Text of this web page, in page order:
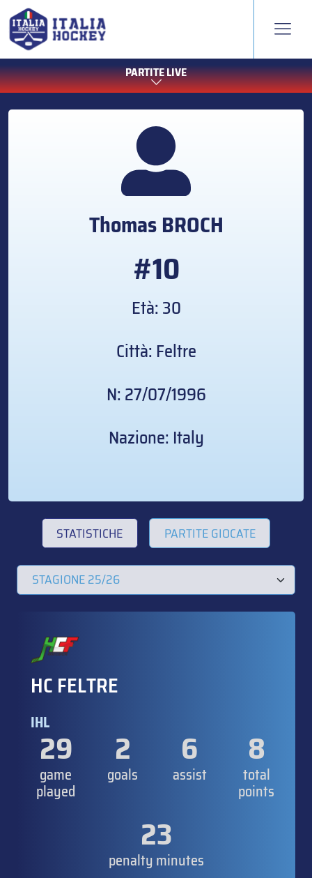
PARTITE LIVE
ThomasBROCH
#10
Età: 30
Città: Feltre
N: 27/07/1996
Nazione: Italy
STATISTICHE PARTITE GIOCATE
HC FELTRE
IHL
29
game
played
2
goals
6
assist
8
total
points
23
penalty minutes